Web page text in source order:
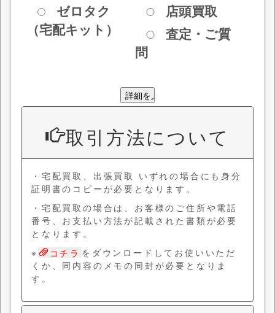
ゼロタク
（宅配キット）
店頭買取
査定・ご質
問
取引方法について
・宅配買取、出張買取 いずれの場合にも身分
証明書のコピーが必要となります。
・宅配買取の場合は、お客様のご住所や電話
番号、お支払い方法が記載された書類が必要
となります。
※
コチラ をダウンロードしてお使いいただ
くか、同内容のメモの同封が必要となりま
す。